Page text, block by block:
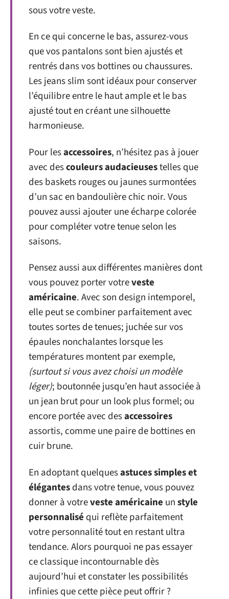
sous votre veste.
En ce qui concerne le bas, assurez-vous
que vos pantalons sont bien ajustés et
rentrés dans vos bottines ou chaussures.
Les jeans slim sont idéaux pour conserver
l’équilibre entre le haut ample et le bas
ajusté tout en créant une silhouette
harmonieuse.
Pour lesaccessoires, n’hésitez pas à jouer
avec descouleurs audacieusestelles que
des baskets rouges ou jaunes surmontées
d’un sac en bandoulière chic noir. Vous
pouvez aussi ajouter une écharpe colorée
pour compléter votre tenue selon les
saisons.
Pensez aussi aux différentes manières dont
vous pouvez porter votreveste
américaine. Avec son design intemporel,
elle peut se combiner parfaitement avec
toutes sortes de tenues; juchée sur vos
épaules nonchalantes lorsque les
températures montent par exemple,
(surtout si vous avez choisi un modèle
léger); boutonnée jusqu’en haut associée à
un jean brut pour un look plus formel; ou
encore portée avec desaccessoires
assortis, comme une paire de bottines en
cuir brune.
En adoptant quelquesastuces simples et
élégantesdans votre tenue, vous pouvez
donner à votreveste américaine unstyle
personnalisé qui reflète parfaitement
votre personnalité tout en restant ultra
tendance. Alors pourquoi ne pas essayer
ce classique incontournable dès
aujourd’hui et constater les possibilités
infinies que cette pièce peut offrir ?